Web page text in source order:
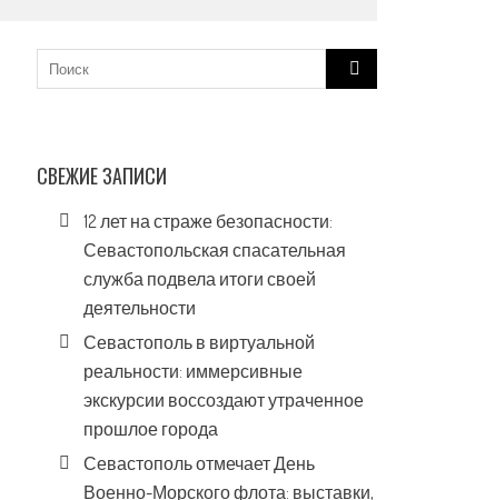
Search
for:
СВЕЖИЕ ЗАПИСИ
12 лет на страже безопасности:
Севастопольская спасательная
служба подвела итоги своей
деятельности
Севастополь в виртуальной
реальности: иммерсивные
экскурсии воссоздают утраченное
прошлое города
Севастополь отмечает День
Военно-Морского флота: выставки,